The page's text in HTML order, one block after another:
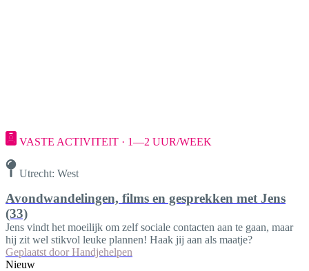
VASTE ACTIVITEIT · 1—2 UUR/WEEK
Utrecht: West
Avondwandelingen, films en gesprekken met Jens
(33)
Jens vindt het moeilijk om zelf sociale contacten aan te gaan, maar
hij zit wel stikvol leuke plannen! Haak jij aan als maatje?
Geplaatst door Handjehelpen
Nieuw